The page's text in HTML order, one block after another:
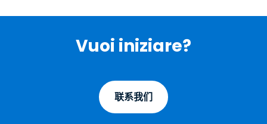
Vuoi iniziare?
联系我们